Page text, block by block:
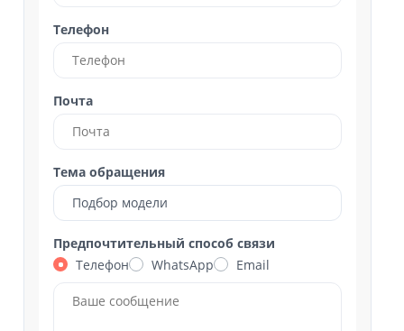
Телефон
Почта
Тема обращения
Подбор модели
Предпочтительный способ связи
Телефон
WhatsApp Email